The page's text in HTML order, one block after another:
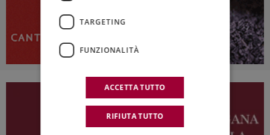
TARGETING
FUNZIONALITÀ
ACCETTA TUTTO
RIFIUTA TUTTO